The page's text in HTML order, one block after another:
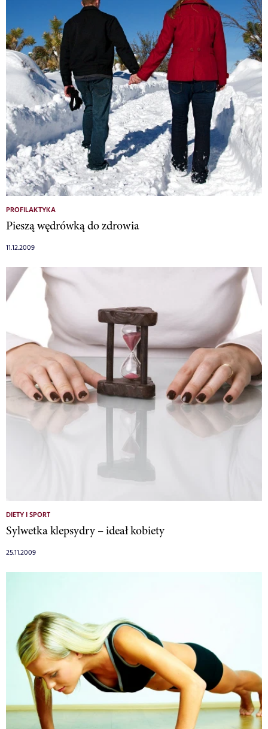
PROFILAKTYKA
Pieszą wędrówką do zdrowia
11.12.2009
DIETY I SPORT
Sylwetka klepsydry – ideał kobiety
25.11.2009